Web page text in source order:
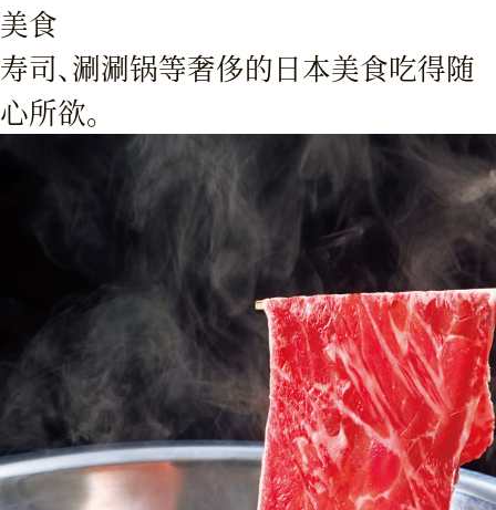
美食
寿司、涮涮锅等奢侈的日本美食吃得随
心所欲。